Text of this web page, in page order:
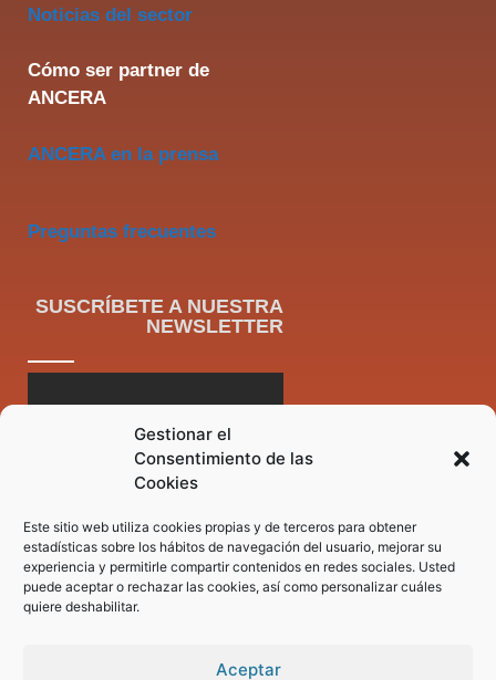
Gestionar el
Consentimiento de las
Cookies
Este sitio web utiliza cookies propias y de terceros para obtener
estadísticas sobre los hábitos de navegación del usuario, mejorar su
experiencia y permitirle compartir contenidos en redes sociales. Usted
puede aceptar o rechazar las cookies, así como personalizar cuáles
quiere deshabilitar.
Aceptar
Noticias del sector
Cómo ser partner de
ANCERA
ANCERA en la prensa
Preguntas frecuentes
SUSCRÍBETE A NUESTRA
NEWSLETTER